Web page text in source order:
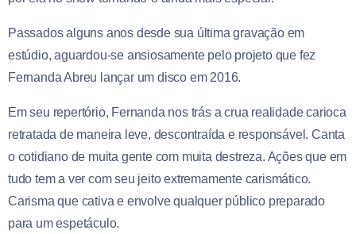
Passados alguns anos desde sua última gravação em
estúdio, aguardou-se ansiosamente pelo projeto que fez
Fernanda Abreu lançar um disco em 2016.
Em seu repertório, Fernanda nos trás a crua realidade carioca
retratada de maneira leve, descontraída e responsável. Canta
o cotidiano de muita gente com muita destreza. Ações que em
tudo tem a ver com seu jeito extremamente carismático.
Carisma que cativa e envolve qualquer público preparado
para um espetáculo.